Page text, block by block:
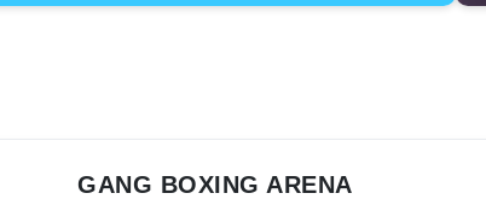
GANG BOXING ARENA